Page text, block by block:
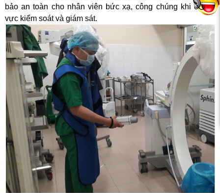
X-
xạ,
bảo an toàn cho nhân viên bức xạ, công chúng khi ở khu
vực kiểm soát và giám sát.